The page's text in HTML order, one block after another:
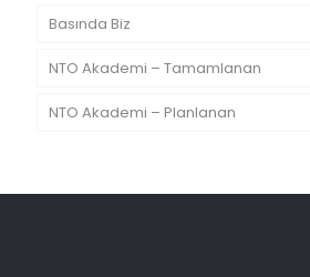
Basında Biz
NTO Akademi – Tamamlanan
NTO Akademi – Planlanan